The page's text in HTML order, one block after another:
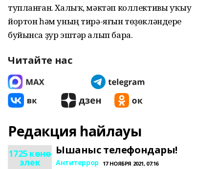
тупланған. Халыҡ, мәктәп коллективы уҡыу
йортон һәм уның тирә-яғын төҙөкләндереү
буйынса ҙур эштәр алып бара.
Читайте нас
Редакция һайлауы
1725 көнө
элек
Ышаныс телефондары!
Антитеррор 17 НОЯБРЯ 2021, 07:16